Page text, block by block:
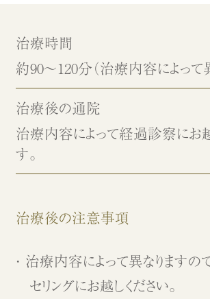
治療時間
約90～120分（治療内容によって異
治療後の通院
治療内容によって経過診察にお
す。
治療後の注意事項
治療内容によって異なりますの
セリングにお越しください。